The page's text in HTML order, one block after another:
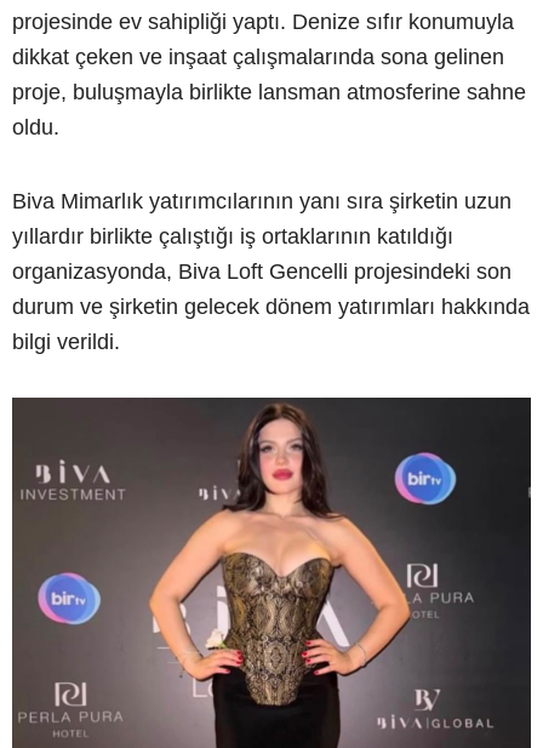
projesinde ev sahipliği yaptı. Denize sıfır konumuyla
dikkat çeken ve inşaat çalışmalarında sona gelinen
proje, buluşmayla birlikte lansman atmosferine sahne
oldu.
Biva Mimarlık yatırımcılarının yanı sıra şirketin uzun
yıllardır birlikte çalıştığı iş ortaklarının katıldığı
organizasyonda, Biva Loft Gencelli projesindeki son
durum ve şirketin gelecek dönem yatırımları hakkında
bilgi verildi.